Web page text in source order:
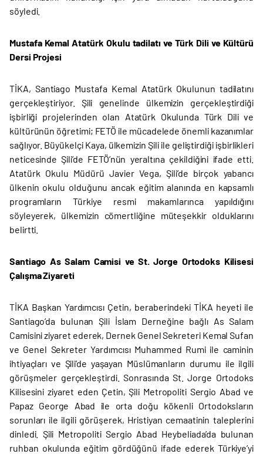
söyledi.
Mustafa Kemal Atatürk Okulu tadilatı ve Türk Dili ve Kültürü
Dersi Projesi
TİKA, Santiago Mustafa Kemal Atatürk Okulunun tadilatını
gerçekleştiriyor. Şili genelinde ülkemizin gerçekleştirdiği
işbirliği projelerinden olan Atatürk Okulunda Türk Dili ve
kültürünün öğretimi; FETÖ ile mücadelede önemli kazanımlar
sağlıyor. Büyükelçi Kaya, ülkemizin Şili ile geliştirdiği işbirlikleri
neticesinde Şili’de FETÖ’nün yeraltına çekildiğini ifade etti.
Atatürk Okulu Müdürü Javier Vega, Şili’de birçok yabancı
ülkenin okulu olduğunu ancak eğitim alanında en kapsamlı
programların Türkiye resmi makamlarınca yapıldığını
söyleyerek, ülkemizin cömertliğine müteşekkir olduklarını
belirtti.
Santiago As Salam Camisi ve St. Jorge Ortodoks Kilisesi
Çalışma Ziyareti
TİKA Başkan Yardımcısı Çetin, beraberindeki TİKA heyeti ile
Santiago’da bulunan Şili İslam Derneğine bağlı As Salam
Camisini ziyaret ederek, Dernek Genel Sekreteri Kemal Sufan
ve Genel Sekreter Yardımcısı Muhammed Rumi ile caminin
ihtiyaçları ve Şili’de yaşayan Müslümanların durumu ile ilgili
görüşmeler gerçekleştirdi. Sonrasında St. Jorge Ortodoks
Kilisesini ziyaret eden Çetin, Şili Metropoliti Sergio Abad ve
Papaz George Abad ile orta doğu kökenli Ortodoksların
sorunları ile ilgili görüşerek, Hristiyan cemaatinin taleplerini
dinledi. Şili Metropoliti Sergio Abad Heybeliada’da bulunan
ruhban okulunda eğitim gördüğünü ifade ederek Türkiye’yi